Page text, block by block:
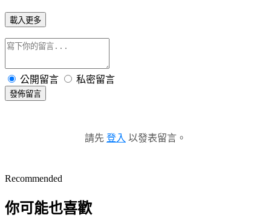
載入更多
公開留言 私密留言
發佈留言
請先 登入 以發表留言。
Recommended
你可能也喜歡